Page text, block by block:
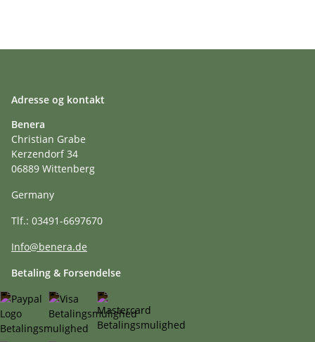
Adresse og kontakt
Benera
Christian Grabe
Kerzendorf 34
06889 Wittenberg
Germany
Tlf.: 03491-6697670
Info@benera.de
Betaling & Forsendelse